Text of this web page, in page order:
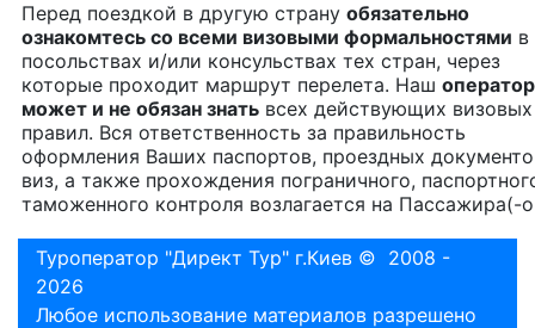
Перед поездкой в другую страну обязательно
ознакомтесь со всеми визовыми формальностями в
посольствах и/или консульствах тех стран, через
которые проходит маршрут перелета. Наш
может и не обязан знать всех действующих визовых
правил. Вся ответственность за правильность
оформления Ваших паспортов, проездных
виз, а также прохождения пограничного,
таможенного контроля возлагается на Пассажира(-
Туроператор "Директ Тур" г.Киев © 2008 -
2026
Любое использование материалов разрешено